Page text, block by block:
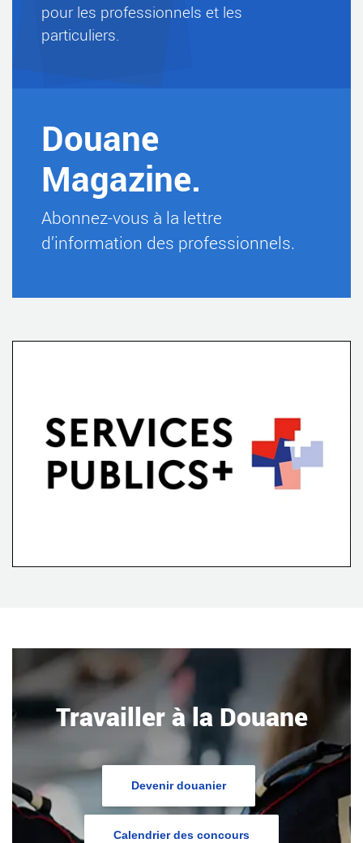
pour les professionnels et les
particuliers.
Douane
Magazine.
Abonnez-vous à la lettre
d’information des professionnels.
Travailler à la Douane
Devenir douanier
Calendrier des concours